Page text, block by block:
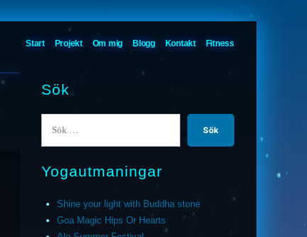
Start Projekt Om mig Blogg Kontakt Fitness
Sök
Yogautmaningar
Shine your light with Buddha stone
Goa Magic Hips Or Hearts